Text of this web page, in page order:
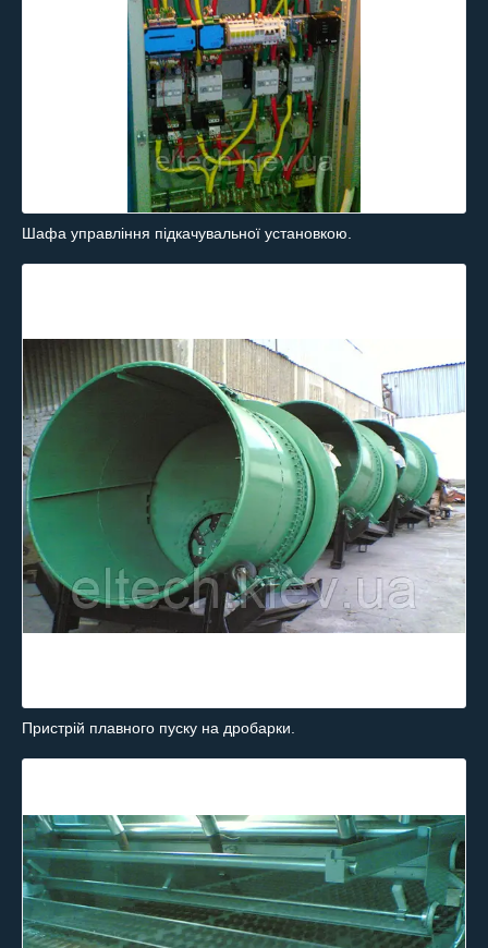
Шафа управління підкачувальної установкою.
Пристрій плавного пуску на дробарки.